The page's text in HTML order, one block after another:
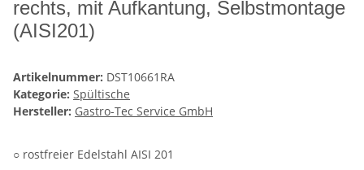
rechts, mit Aufkantung, Selbstmontage
(AISI201)
Artikelnummer: DST10661RA
Kategorie: Spültische
Hersteller: Gastro-Tec Service GmbH
○ rostfreier Edelstahl AISI 201